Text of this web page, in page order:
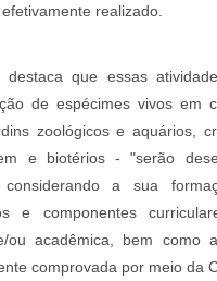
realizado.
destaca que essas
de espécimes vivos em
zoológicos e aquários,
e biotérios - "serão
considerando a sua
e componentes
ou acadêmica, bem como
comprovada por meio da